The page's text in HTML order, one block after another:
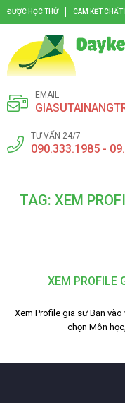
ĐƯỢC HỌC THỬ CAM KẾT CHẤT
EMAIL
TƯ VẤN 24/7
090.333.1985 -
TAG: XEM
XEM PROFILE
Xem Profile gia sư Bạn
chọn Môn